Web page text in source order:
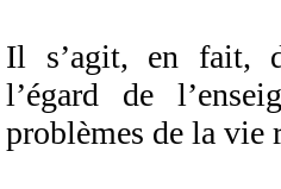
Il s’agit, en fait,
l’égard de
problèmes de la vie